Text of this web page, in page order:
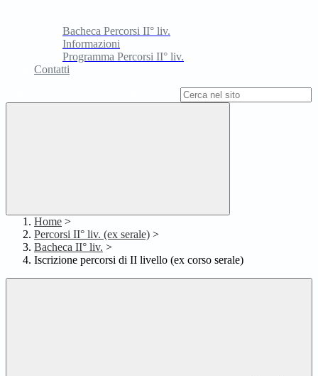
Bacheca Percorsi II° liv.
Informazioni
Programma Percorsi II° liv.
Contatti
Home >
Percorsi II° liv. (ex serale) >
Bacheca II° liv. >
Iscrizione percorsi di II livello (ex corso serale)